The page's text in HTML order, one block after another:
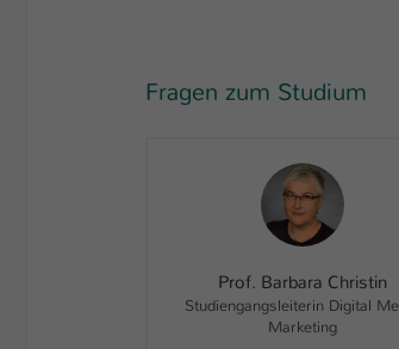
Fragen zum Studium
Prof. Barbara Christin
Studiengangsleiterin Digital
Marketing